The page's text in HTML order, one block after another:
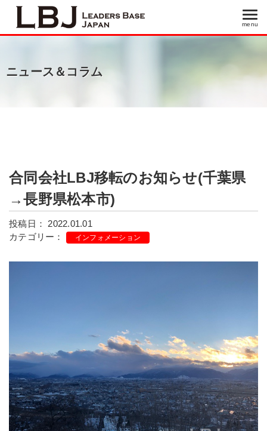
menu
menu
ニュース＆コラム
合同会社LBJ移転のお知らせ(千葉県
→長野県松本市)
投稿日： 2022.01.01
カテゴリー：
インフォメーション